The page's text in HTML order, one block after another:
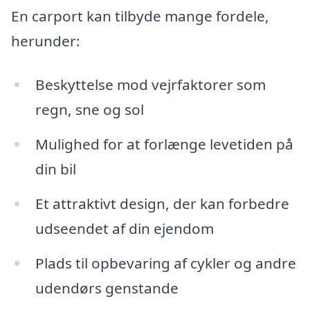
En carport kan tilbyde mange fordele,
herunder:
Beskyttelse mod vejrfaktorer som
regn, sne og sol
Mulighed for at forlænge levetiden på
din bil
Et attraktivt design, der kan forbedre
udseendet af din ejendom
Plads til opbevaring af cykler og andre
udendørs genstande